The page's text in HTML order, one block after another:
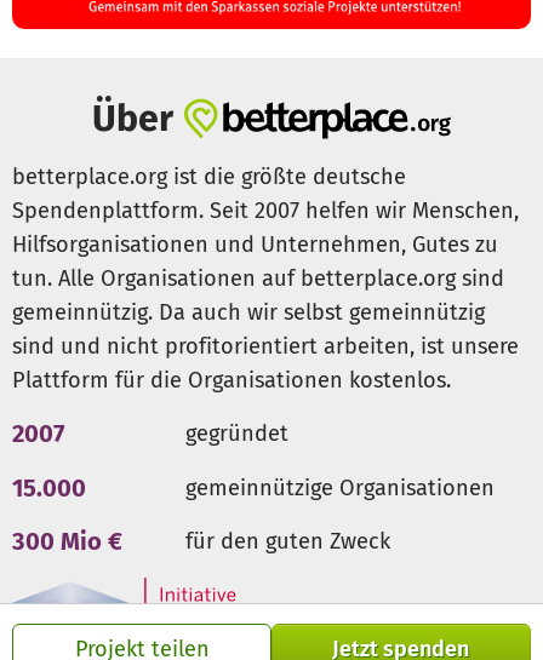
Projekt teilen Jetzt spenden
Über
betterplace.org ist die größte deutsche
Spendenplattform. Seit 2007 helfen wir Menschen,
Hilfsorganisationen und Unternehmen, Gutes zu
tun. Alle Organisationen auf betterplace.org sind
gemeinnützig. Da auch wir selbst gemeinnützig
sind und nicht profitorientiert arbeiten, ist unsere
Plattform für die Organisationen kostenlos.
2007 gegründet
15.000 gemeinnützige Organisationen
300 Mio € für den guten Zweck